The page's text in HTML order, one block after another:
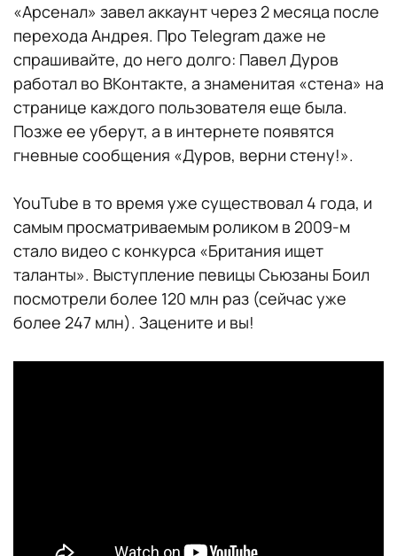
«Арсенал» завел аккаунт через 2 месяца после
перехода Андрея. Про Telegram даже не
спрашивайте, до него долго: Павел Дуров
работал во ВКонтакте, а знаменитая «стена» на
странице каждого пользователя еще была.
Позже ее уберут, а в интернете появятся
гневные сообщения «Дуров, верни стену!».
YouTube в то время уже существовал 4 года, и
самым просматриваемым роликом в 2009-м
стало видео с конкурса «Британия ищет
таланты». Выступление певицы Сьюзаны Боил
посмотрели более 120 млн раз (сейчас уже
более 247 млн). Зацените и вы!